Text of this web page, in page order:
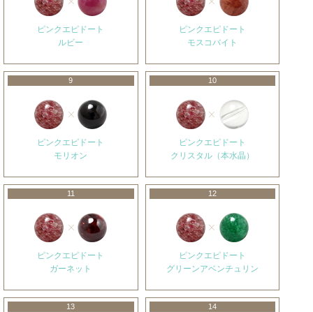
ピンクエピドート
ルビー
ピンクエピドート
モスコバイト
9
ピンクエピドート
モリオン
10
ピンクエピドート
クリスタル（本水晶）
11
ピンクエピドート
ガーネット
12
ピンクエピドート
グリーンアベンチュリン
13 14